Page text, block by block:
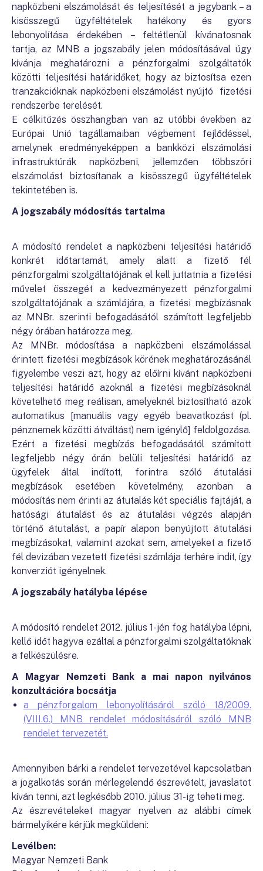
napközbeni elszámolását és teljesítését a jegybank – a
kisösszegű ügyféltételek hatékony és gyors
lebonyolítása érdekében – feltétlenül kívánatosnak
tartja, az MNB a jogszabály jelen módosításával úgy
kívánja meghatározni a pénzforgalmi szolgáltatók
közötti teljesítési határidőket, hogy az biztosítsa ezen
tranzakcióknak napközbeni elszámolást nyújtó fizetési
rendszerbe terelését.
E célkitűzés összhangban van az utóbbi években az
Európai Unió tagállamaiban végbement fejlődéssel,
amelynek eredményeképpen a bankközi elszámolási
infrastruktúrák napközbeni, jellemzően többszöri
elszámolást biztosítanak a kisösszegű ügyféltételek
tekintetében is.
A jogszabály módosítás tartalma
A módosító rendelet a napközbeni teljesítési határidő
konkrét időtartamát, amely alatt a fizető fél
pénzforgalmi szolgáltatójának el kell juttatnia a fizetési
művelet összegét a kedvezményezett pénzforgalmi
szolgáltatójának a számlájára, a fizetési megbízásnak
az MNBr. szerinti befogadásától számított legfeljebb
négy órában határozza meg.
Az MNBr. módosítása a napközbeni elszámolással
érintett fizetési megbízások körének meghatározásánál
figyelembe veszi azt, hogy az előírni kívánt napközbeni
teljesítési határidő azoknál a fizetési megbízásoknál
követelhető meg reálisan, amelyeknél biztosítható azok
automatikus [manuális vagy egyéb beavatkozást (pl.
pénznemek közötti átváltást) nem igénylő] feldolgozása.
Ezért a fizetési megbízás befogadásától számított
legfeljebb négy órán belüli teljesítési határidő az
ügyfelek által indított, forintra szóló átutalási
megbízások esetében követelmény, azonban a
módosítás nem érinti az átutalás két speciális fajtáját, a
hatósági átutalást és az átutalási végzés alapján
történő átutalást, a papír alapon benyújtott átutalási
megbízásokat, valamint azokat sem, amelyeket a fizető
fél devizában vezetett fizetési számlája terhére indít, így
konverziót igényelnek.
A jogszabály hatályba lépése
A módosító rendelet 2012. július 1-jén fog hatályba lépni,
kellő időt hagyva ezáltal a pénzforgalmi szolgáltatóknak
a felkészülésre.
A Magyar Nemzeti Bank a mai napon nyilvános
konzultációra bocsátja
a pénzforgalom lebonyolításáról szóló 18/2009.
(VIII.6.) MNB rendelet módosításáról szóló MNB
rendelet tervezetét.
Amennyiben bárki a rendelet tervezetével kapcsolatban
a jogalkotás során mérlegelendő észrevételt, javaslatot
kíván tenni, azt legkésőbb 2010. július 31-ig teheti meg.
Az észrevételeket magyar nyelven az alábbi címek
bármelyikére kérjük megküldeni:
Levélben:
Magyar Nemzeti Bank